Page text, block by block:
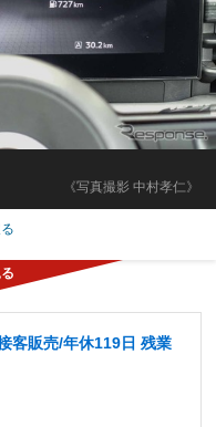
《写真撮影 中村孝仁》
客販売/年休119日 残業